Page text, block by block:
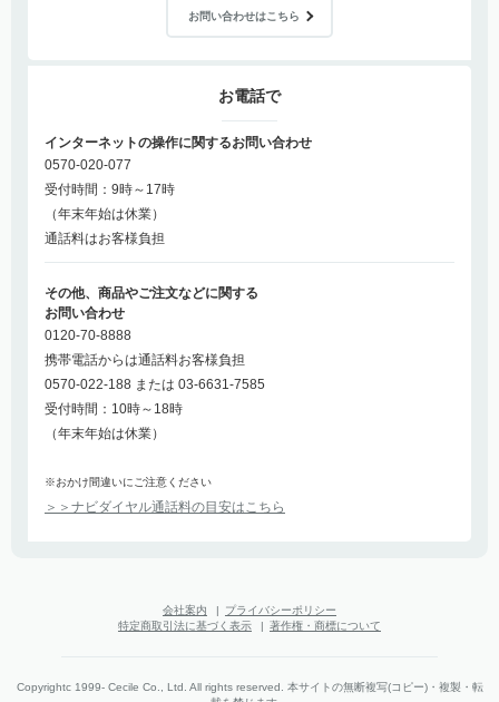
お問い合わせはこちら
お電話で
インターネットの操作に関するお問い合わせ
0570-020-077
受付時間：9時～17時
（年末年始は休業）
通話料はお客様負担
その他、商品やご注文などに関する
お問い合わせ
0120-70-8888
携帯電話からは通話料お客様負担
0570-022-188 または 03-6631-7585
受付時間：10時～18時
（年末年始は休業）
※おかけ間違いにご注意ください
＞＞ナビダイヤル通話料の目安はこちら
会社案内 |
プライバシーポリシー
特定商取引法に基づく表示
| 著作権・商標について
Copyrightc 1999- Cecile Co., Ltd. All rights reserved. 本サイトの無断複写(コピー)・複製・転